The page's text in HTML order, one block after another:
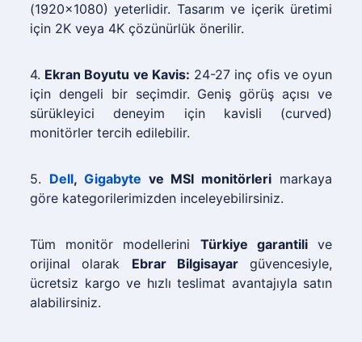
(1920x1080) yeterlidir. Tasarım ve içerik üretimi
için 2K veya 4K çözünürlük önerilir.
4. Ekran Boyutu ve Kavis: 24-27 inç ofis ve oyun
için dengeli bir seçimdir. Geniş görüş açısı ve
sürükleyici deneyim için kavisli (curved)
monitörler tercih edilebilir.
5. Dell, Gigabyte ve MSI monitörleri markaya
göre kategorilerimizden inceleyebilirsiniz.
Tüm monitör modellerini Türkiye garantilive
orijinal olarak Ebrar Bilgisayargüvencesiyle,
ücretsiz kargo ve hızlı teslimat avantajıyla satın
alabilirsiniz.